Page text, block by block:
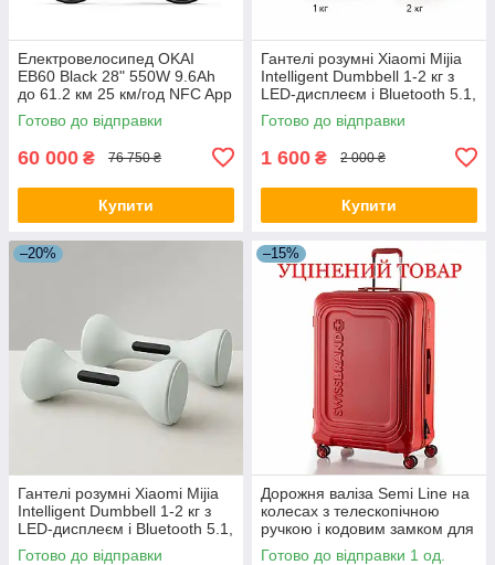
Електровелосипед OKAI
EB60 Black 28" 550W 9.6Ah
до 61.2 км 25 км/год NFC App
гідравлічні гальма LED
дисплей
Готово до відправки
60 000 ₴ 76 750 ₴
Купити
Гантелі розумні Xiaomi Mijia
Intelligent Dumbbell 1-2 кг з
LED-дисплеєм і Bluetooth 5.1,
світло-пісочні
Готово до відправки
1 600 ₴ 2 000 ₴
Купити
–20%
Гантелі розумні Xiaomi Mijia
Intelligent Dumbbell 1-2 кг з
LED-дисплеєм і Bluetooth 5.1,
світло-зелений
Готово до відправки
–15%
Дорожня валіза Semi Line на
колесах з телескопічною
ручкою і кодовим замком для
подорожей
Готово до відправки 1 од.